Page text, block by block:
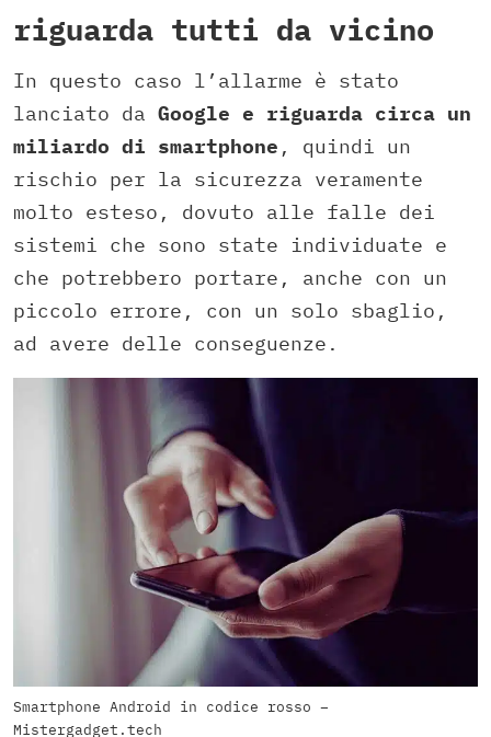
riguarda tutti da vicino
In questo caso l’allarme è stato
lanciato da Google e riguarda circa un
miliardo di smartphone , quindi un
rischio per la sicurezza veramente
molto esteso, dovuto alle falle dei
sistemi che sono state individuate e
che potrebbero portare, anche con un
piccolo errore, con un solo sbaglio,
ad avere delle conseguenze.
Smartphone Android in codice rosso –
Mistergadget.tech